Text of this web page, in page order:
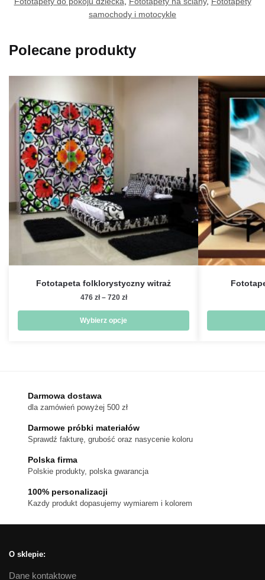
samochody i motocykle
Polecane produkty
Fototapeta folklorystyczny witraż
476 zł – 720 złZakres
od
476 zł
Wybierz opcje
Opcje
można
wybrać
stronie
Darmowa dostawa
dla zamówień powyżej 500 zł
Darmowe próbki materiałów
Sprawdź fakturę, grubość oraz nasycenie koloru
Polska firma
Polskie produkty, polska gwarancja
100% personalizacji
Kazdy produkt dopasujemy wymiarem i kolorem
O sklepie:
Dane kontaktowe